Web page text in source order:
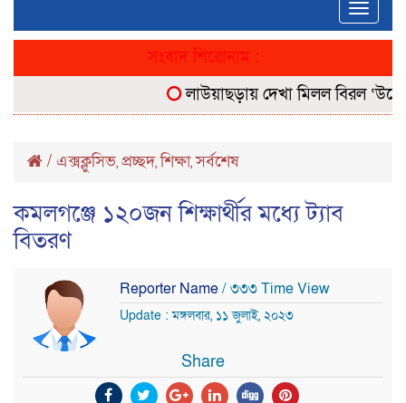
Toggle
সংবাদ শিরোনাম :
লাউয়াছড়ায় দেখা মিলল বিরল
/ এক্সক্লুসিভ, প্রচ্ছদ,শিক্ষা,সর্বশেষ
কমলগঞ্জে ১২০জন শিক্ষার্থীর মধ্যে ট্যাব
বিতরণ
Reporter Name/ ৩৩৩ Time View
Update : মঙ্গলবার, ১১ জুলাই, ২০২৩
Share